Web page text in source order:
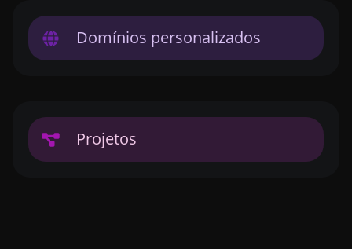
Domínios personalizados
Projetos